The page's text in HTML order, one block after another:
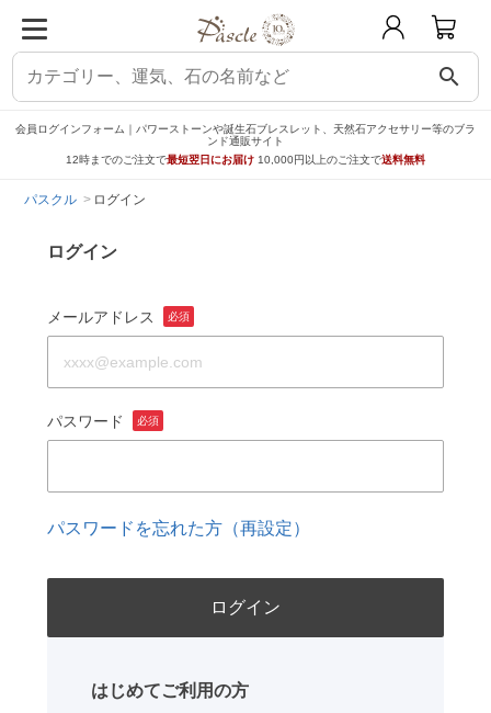
search
会員ログインフォーム｜パワーストーンや誕生石ブレスレット、天然石アクセサリー等のブラ
ンド通販サイト
12時までのご注文で最短翌日にお届け 10,000円以上のご注文で送料無料
パスクル ログイン
ログイン
メールアドレス 必須
パスワード 必須
パスワードを忘れた方（再設定）
はじめてご利用の方